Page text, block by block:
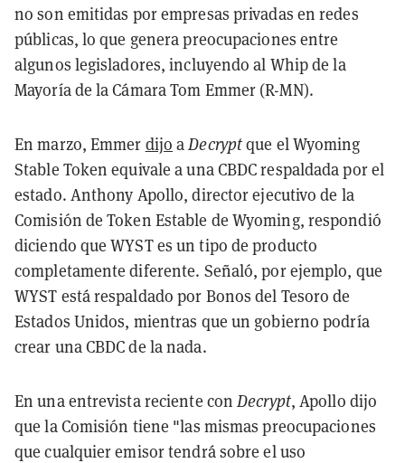
no son emitidas por empresas privadas en redes
públicas, lo que genera preocupaciones entre
algunos legisladores, incluyendo al Whip de la
Mayoría de la Cámara Tom Emmer (R-MN).
En marzo, Emmer dijo aDecryptque el Wyoming
Stable Token equivale a una CBDC respaldada por el
estado. Anthony Apollo, director ejecutivo de la
Comisión de Token Estable de Wyoming, respondió
diciendo que WYST es un tipo de producto
completamente diferente. Señaló, por ejemplo, que
WYST está respaldado por Bonos del Tesoro de
Estados Unidos, mientras que un gobierno podría
crear una CBDC de la nada.
En una entrevista reciente conDecrypt, Apollo dijo
que la Comisión tiene "las mismas preocupaciones
que cualquier emisor tendrá sobre el uso